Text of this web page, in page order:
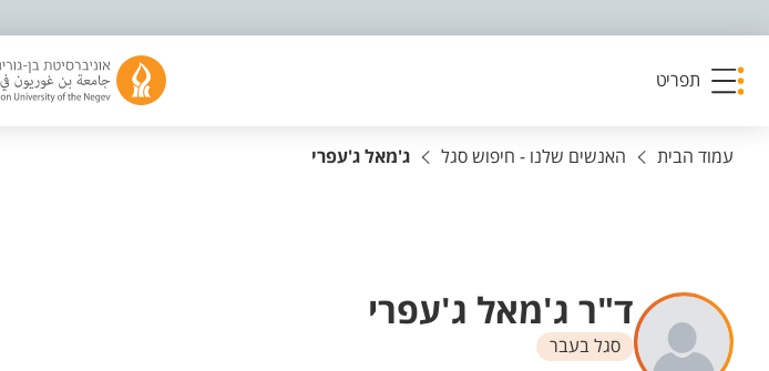
תפריט
עמוד הבית האנשים שלנו - חיפוש סגל ג'מאל ג'עפרי
ד"ר ג'מאל ג'עפרי
סגל בעבר